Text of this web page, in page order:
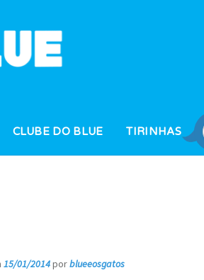
CLUBE DO BLUE TIRINHAS
15/01/2014porblueeosgatos